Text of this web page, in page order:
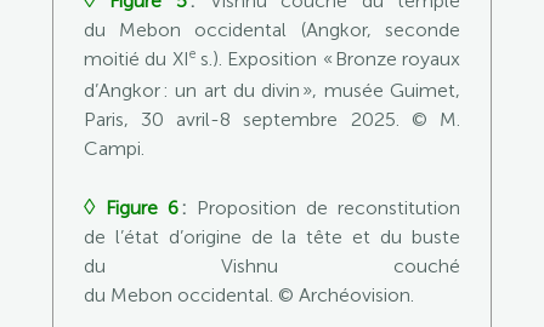
du Mebon occidental (Angkor, seconde
moitié du XIes.) Exposition « Bronze royaux
d’Angkor : un art du divin », musée Guimet,
Paris, 30 avril-8 septembre 2025 . © M.
Campi.
◊ Figure 6: Proposition de reconstitution
de l’état d’origine de la tête et du buste
du Vishnu couché
du Mebon occidental. © Archéovision